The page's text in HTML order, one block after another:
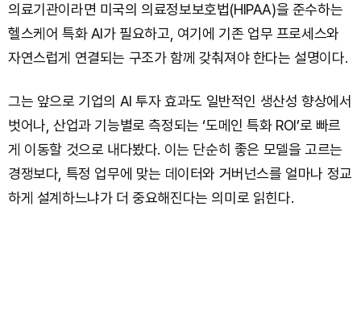
의료기관이라면 미국의 의료정보보호법(HIPAA)을 준수하는
헬스케어 특화 AI가 필요하고, 여기에 기존 업무 프로세스와
자연스럽게 연결되는 구조가 함께 갖춰져야 한다는 설명이다.
그는 앞으로 기업의 AI 투자 효과도 일반적인 생산성 향상에서
벗어나, 산업과 기능별로 측정되는 ‘도메인 특화 ROI’로 빠르
게 이동할 것으로 내다봤다. 이는 단순히 좋은 모델을 고르는
경쟁보다, 특정 업무에 맞는 데이터와 거버넌스를 얼마나 정교
하게 설계하느냐가 더 중요해진다는 의미로 읽힌다.